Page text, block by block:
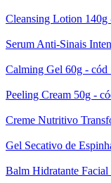
Cleansing Lotion 140g
Serum Anti-Sinais
Calming Gel 60g - cód
Peeling Cream 50g -
Creme Nutritivo
Gel Secativo de
Balm Hidratante